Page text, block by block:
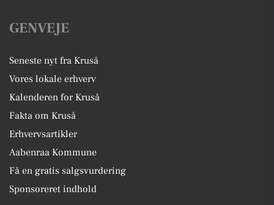
GENVEJE
Seneste nyt fra Kruså
Vores lokale erhverv
Kalenderen for Kruså
Fakta om Kruså
Erhvervsartikler
Aabenraa Kommune
Få en gratis salgsvurdering
Sponsoreret indhold